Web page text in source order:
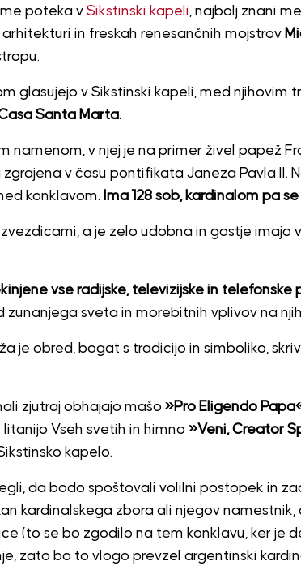
poteka v Sikstinski kapeli , najbolj znani
in freskah renesančnih mojstrov
glasujejo v Sikstinski kapeli, med njihovim
Santa Marta.
namenom, v njej je na primer živel papež
v času pontifikata Janeza Pavla II.
konklavom. Ima 128 sob, kardinalom pa
a je zelo udobna in gostje imajo
vse radijske, televizijske in telefonske
zunanjega sveta in morebitnih vplivov na
je obred, bogat s tradicijo in simboliko,
zjutraj obhajajo mašo »Pro Eligendo
Vseh svetih in himno »Veni, Creator
kapelo.
da bodo spoštovali volilni postopek in
kardinalskega zbora ali njegov namestnik,
(to se bo zgodilo na tem konklavu, ker je
zato bo to vlogo prevzel argentinski